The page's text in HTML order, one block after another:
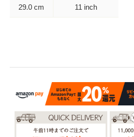
29.0 cm 11 inch